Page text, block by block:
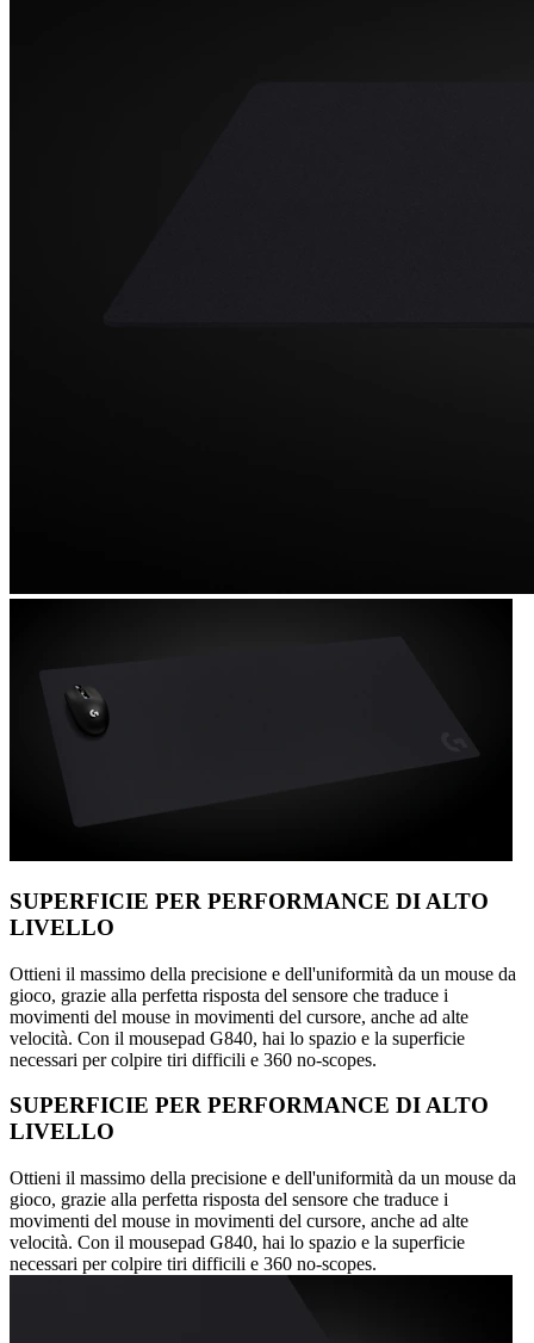
SUPERFICIE PER PERFORMANCE DI ALTO
LIVELLO
Ottieni il massimo della precisione e dell'uniformità da un mouse da
gioco, grazie alla perfetta risposta del sensore che traduce i
movimenti del mouse in movimenti del cursore, anche ad alte
velocità. Con il mousepad G840, hai lo spazio e la superficie
necessari per colpire tiri difficili e 360 no-scopes.
SUPERFICIE PER PERFORMANCE DI ALTO
LIVELLO
Ottieni il massimo della precisione e dell'uniformità da un mouse da
gioco, grazie alla perfetta risposta del sensore che traduce i
movimenti del mouse in movimenti del cursore, anche ad alte
velocità. Con il mousepad G840, hai lo spazio e la superficie
necessari per colpire tiri difficili e 360 no-scopes.